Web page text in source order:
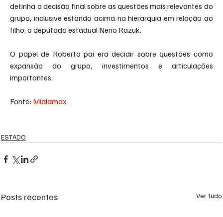
detinha a decisão final sobre as questões mais relevantes do
grupo, inclusive estando acima na hierarquia em relação ao
filho, o deputado estadual Neno Razuk.
O papel de Roberto pai era decidir sobre questões como
expansão do grupo, investimentos e articulações
importantes.
Fonte: Midiamax
ESTADO
Posts recentes Ver tudo